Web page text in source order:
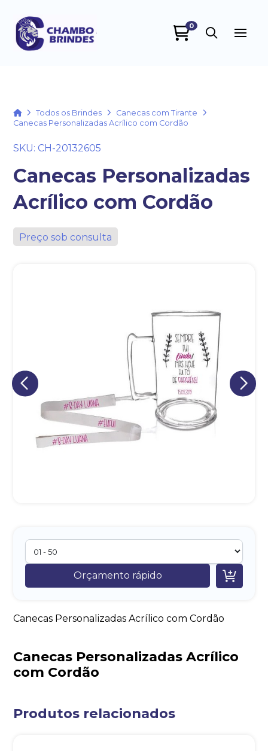
0
HomeTodos os Brindes
Canecas com Tirante
Canecas Personalizadas Acrílico com Cordão
SKU: CH-20132605
Canecas Personalizadas
Acrílico com Cordão
Preço sob consulta
Orçamento rápido 
Canecas Personalizadas Acrílico com Cordão
Canecas Personalizadas Acrílico
com Cordão
Produtos relacionados
Eu concordo em receber comunicações.
A nossa empresa está comprometida a proteger e respeitar
sua privacidade, utilizaremos seus dados apenas para fins
de marketing. Você pode alterar suas preferências a
Iniciar conversa